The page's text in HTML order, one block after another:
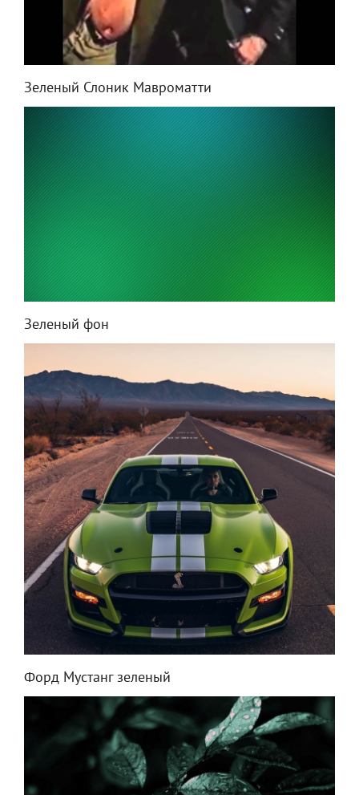
Зеленый Слоник Мавроматти
Зеленый фон
Форд Мустанг зеленый